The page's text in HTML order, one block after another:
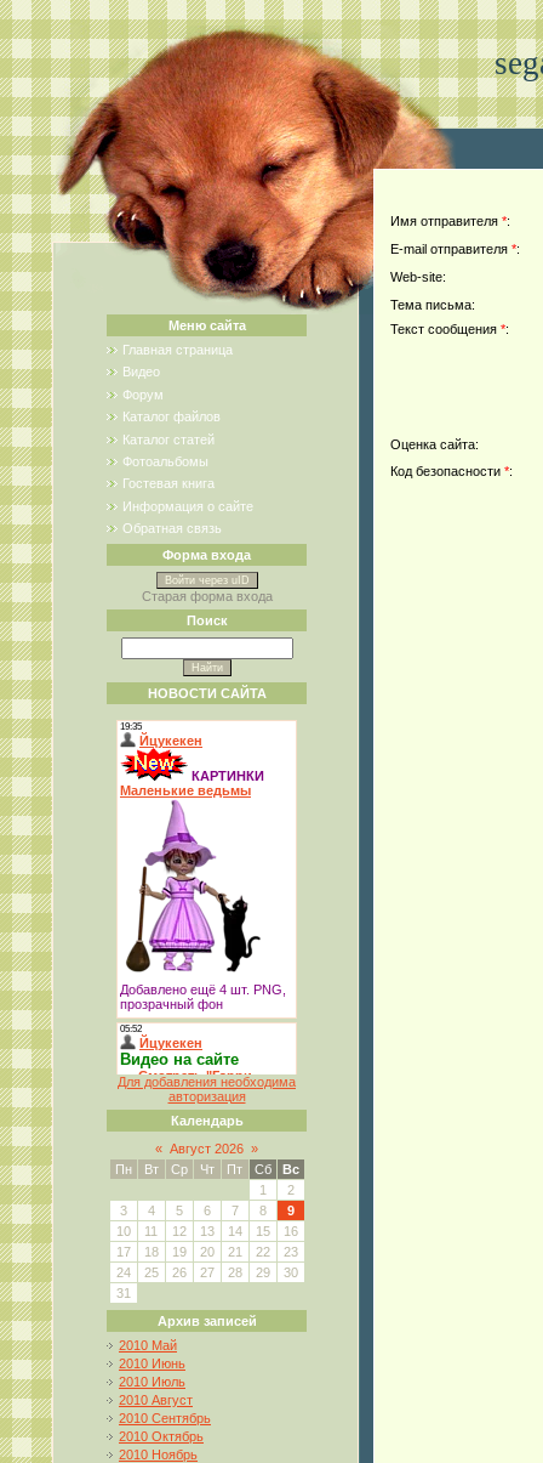
Меню сайта
Главная страница
Видео
Форум
Каталог файлов
Каталог статей
Фотоальбомы
Гостевая книга
Информация о сайте
Обратная связь
Форма входа
Войти через uID
Старая форма входа
Поиск
НОВОСТИ САЙТА
Для добавления необходима
авторизация
Календарь
« Август 2026 »
Пн
Вт Ср Чт Пт Сб
Вс
1
2
3
4 5 6 7 8
9
10
11 12 13 14 15
16
17
18 19 20 21 22
23
24
25 26 27 28 29
30
31
Архив записей
2010 Май
2010 Июнь
2010 Июль
2010 Август
2010 Сентябрь
2010 Октябрь
2010 Ноябрь
Имя отправителя *:
E-mail отправителя *:
Web-site:
Тема письма:
Текст сообщения *:
Оценка сайта:
Код безопасности *: